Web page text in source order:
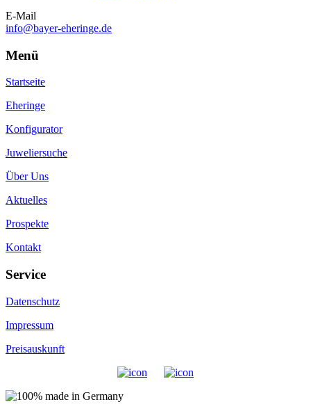
E-Mail
info@bayer-eheringe.de
Menü
Startseite
Eheringe
Konfigurator
Juweliersuche
Über Uns
Aktuelles
Prospekte
Kontakt
Service
Datenschutz
Impressum
Preisauskunft